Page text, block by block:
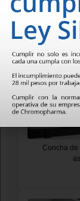
Concha